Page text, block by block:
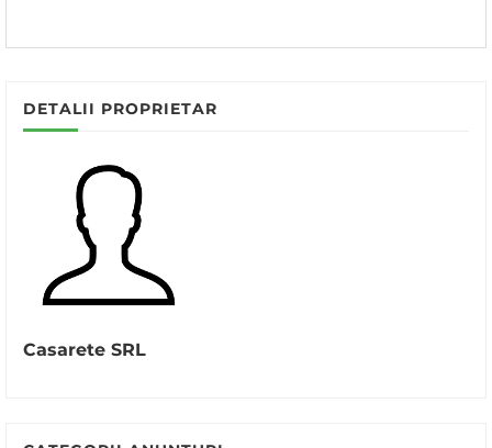
DETALII PROPRIETAR
Casarete SRL